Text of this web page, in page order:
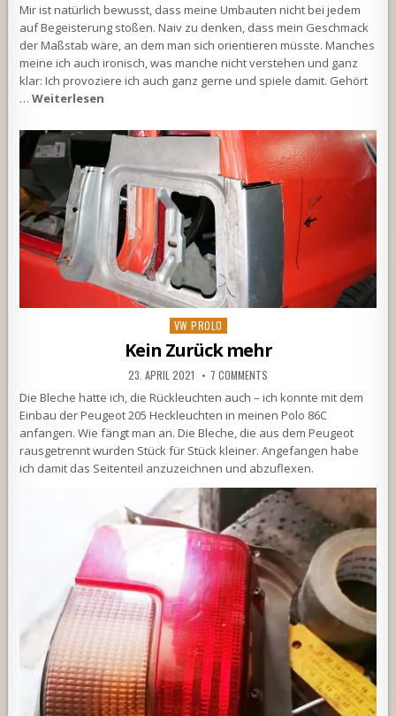
Mir ist natürlich bewusst, dass meine Umbauten nicht bei jedem
auf Begeisterung stoßen. Naiv zu denken, dass mein Geschmack
der Maßstab wäre, an dem man sich orientieren müsste. Manches
meine ich auch ironisch, was manche nicht verstehen und ganz
klar: Ich provoziere ich auch ganz gerne und spiele damit. Gehört
…Weiterlesen
Posted
in
VW PROLO
Kein Zurück mehr
23. APRIL 2021 7 COMMENTS
Die Bleche hatte ich, die Rückleuchten auch – ich konnte mit dem
Einbau der Peugeot 205 Heckleuchten in meinen Polo 86C
anfangen. Wie fängt man an. Die Bleche, die aus dem Peugeot
rausgetrennt wurden Stück für Stück kleiner. Angefangen habe
ich damit das Seitenteil anzuzeichnen und abzuflexen.